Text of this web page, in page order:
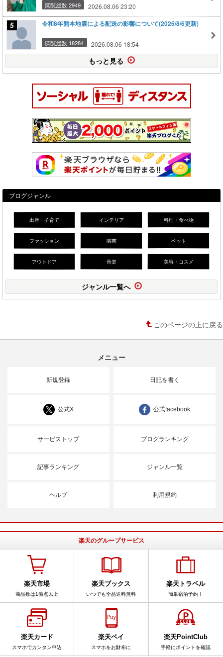
閲覧総数 2949 2026.08.06 23:20
令和8年熊本地震による配送の影響について(2026/8/6更新)
閲覧総数 18284 2026.08.06 18:54
もっと見る
ブログジャンル
出産・子育て インテリア 料理・食べ物
ファッション 園芸 ペット
アウトドア 音楽 美容・コスメ
ジャンル一覧へ
このページの上に戻る
メニュー
新規登録 日記を書く
公式X 公式facebook
サービストップ ブログランキング
記事ランキング ジャンル一覧
ヘルプ 利用規約
楽天のグループサービス
楽天市場
商品数は1億点以上
楽天ブックス
いつでも全品送料無料
楽天トラベル
簡単宿泊予約！
楽天カード
スマホでカンタン申込
楽天ペイ
スマホをお財布に
楽天PointClub
手軽にポイントを確認